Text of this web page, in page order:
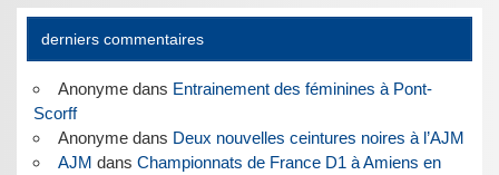
derniers commentaires
Anonymedans Entrainement des féminines à Pont-
Scorff
Anonymedans Deux nouvelles ceintures noires à l’AJM
AJM dans Championnats de France D1 à Amiens en